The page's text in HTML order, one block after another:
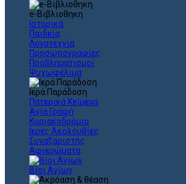
e-Βιβλιοθηκη
Ιστορικά
Παιδεία
Λογοτεχνία
Προσωπογραφίες
Προβληματισμοί
Ψυχωφέλιμα
Ιερά Παράδοση
Πατερικά Κείμενα
Αγία Γραφή
Κυριακοδρόμιο
Ιερές Ακολουθίες
Συναξαριστής
Αφιερώματα
Βίοι Αγίων